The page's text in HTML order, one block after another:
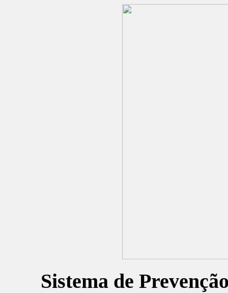
Sistema de